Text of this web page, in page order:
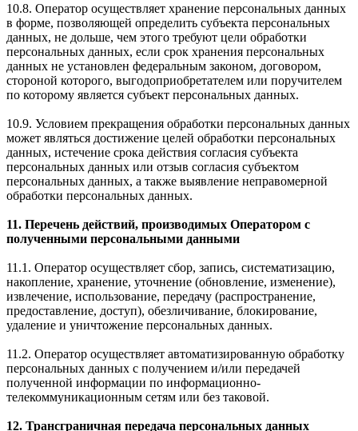
10.8. Оператор осуществляет хранение персональных данных
в форме, позволяющей определить субъекта персональных
данных, не дольше, чем этого требуют цели обработки
персональных данных, если срок хранения персональных
данных не установлен федеральным законом, договором,
стороной которого, выгодоприобретателем или поручителем
по которому является субъект персональных данных.
10.9. Условием прекращения обработки персональных данных
может являться достижение целей обработки персональных
данных, истечение срока действия согласия субъекта
персональных данных или отзыв согласия субъектом
персональных данных, а также выявление неправомерной
обработки персональных данных.
11. Перечень действий, производимых Оператором с
полученными персональными данными
11.1. Оператор осуществляет сбор, запись, систематизацию,
накопление, хранение, уточнение (обновление, изменение),
извлечение, использование, передачу (распространение,
предоставление, доступ), обезличивание, блокирование,
удаление и уничтожение персональных данных.
11.2. Оператор осуществляет автоматизированную обработку
персональных данных с получением и/или передачей
полученной информации по информационно-
телекоммуникационным сетям или без таковой.
12. Трансграничная передача персональных данных